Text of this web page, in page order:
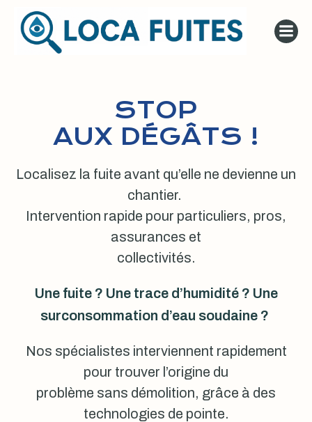
au
contenu
STOP
AUX DÉGÂTS !
Localisez la fuite avant qu’elle ne devienne un
chantier.
Intervention rapide pour particuliers, pros,
assurances et
collectivités.
Une fuite ? Une trace d’humidité ? Une
surconsommation d’eau soudaine ?
Nos spécialistes interviennent rapidement
pour trouver l’origine du
problème sans démolition, grâce à des
technologies de pointe.